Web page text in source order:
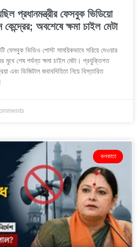
প্রধানমন্ত্রীর ফেসবুক ভিডিয়ো
অবশেষে ক্ষমা চাইল মেটা
ফেসবুক ভিডিও পোস্ট সাময়িকভাবে সরিয়ে দেওয়ার
মুখে শেষ পর্যন্ত ক্ষমা চাইল মেটা। প্রযুক্তিগত
এবং ডিজিটাল জবাবদিহিতা নিয়ে বিস্তারিত
কলকাতা